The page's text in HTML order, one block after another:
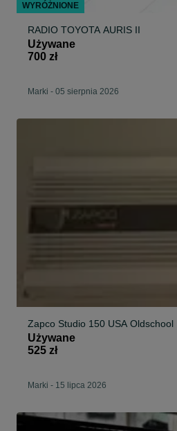
RADIO TOYOTA AURIS II
Używane
700 zł
Marki - 05 sierpnia 2026
Zapco Studio 150 USA Oldschool
Używane
525 zł
Marki - 15 lipca 2026
WYRÓŻNIONE